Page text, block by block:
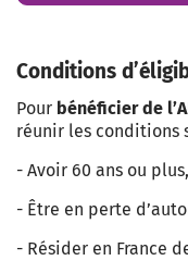
Conditions
Pour bénéficier de
réunir les conditions
- Avoir 60 ans ou plus,
- Être en perte
- Résider en France